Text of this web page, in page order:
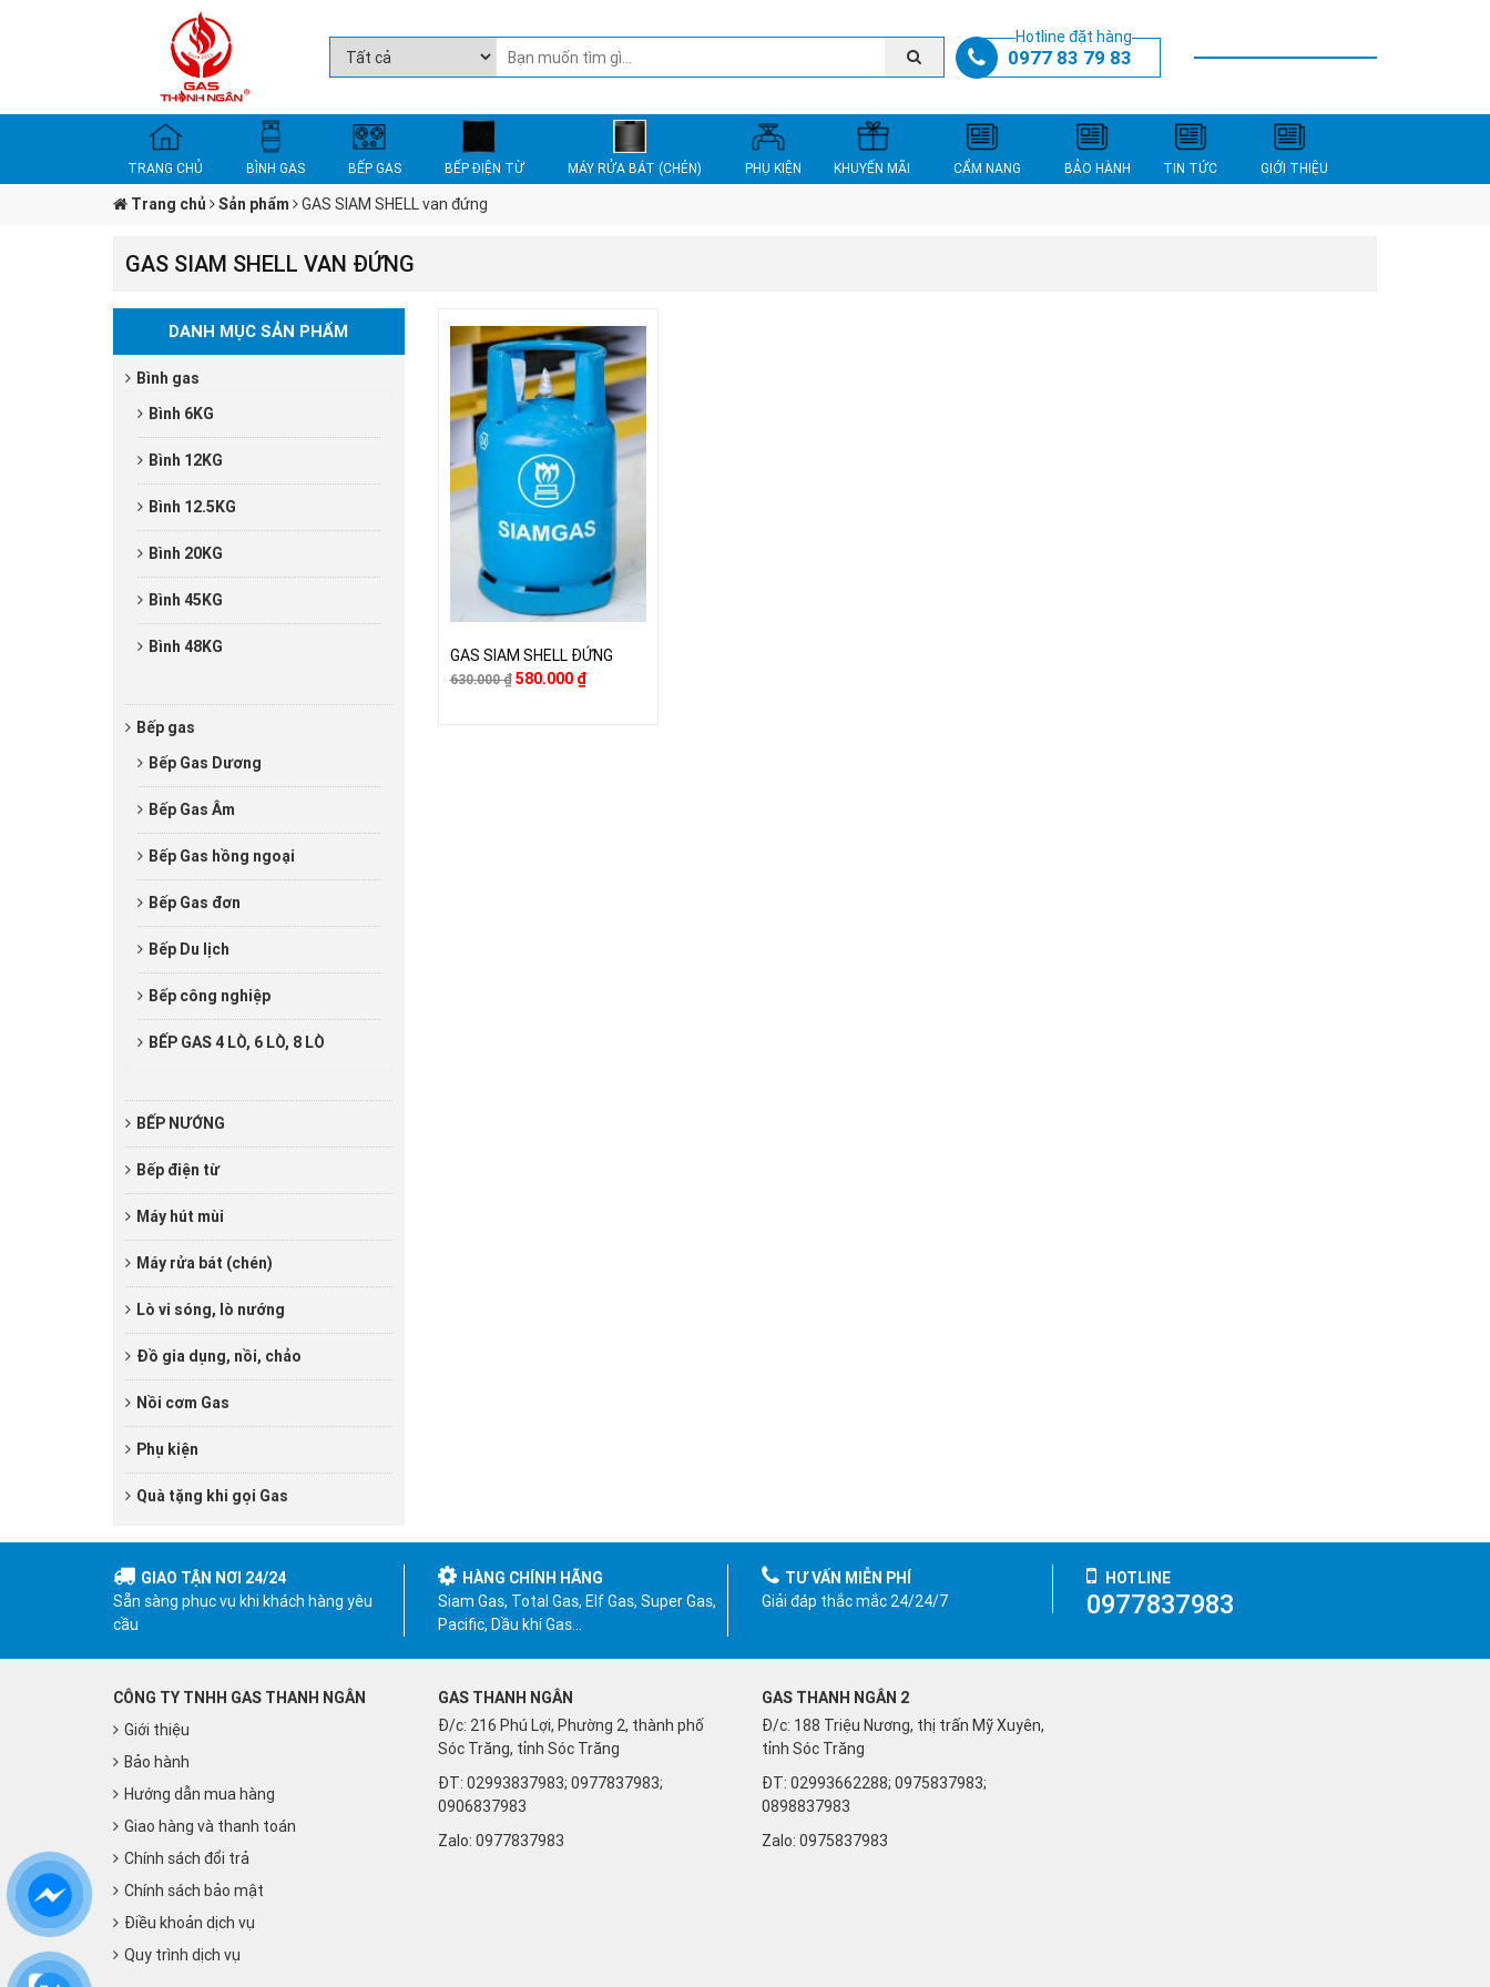
Hotline đặt hàng
0977 83 79 83
TRANG CHỦ BÌNH GAS BẾP GAS BẾP ĐIỆN TỪ MÁY RỬA BÁT (CHÉN) PHỤ KIỆN KHUYẾN MÃI CẨM NANG BẢO HÀNH TIN TỨC GIỚI THIỆU
Trang chủ Sản phẩm GAS SIAM SHELL van đứng
GAS SIAM SHELL VAN ĐỨNG
GAS SIAM SHELL ĐỨNG
630.000₫ 580.000 ₫
DANH MỤC SẢN PHẨM
Bình gas
Bình 6KG
Bình 12KG
Bình 12.5KG
Bình 20KG
Bình 45KG
Bình 48KG
Bếp gas
Bếp Gas Dương
Bếp Gas Âm
Bếp Gas hồng ngoại
Bếp Gas đơn
Bếp Du lịch
Bếp công nghiệp
BẾP GAS 4 LÒ, 6 LÒ, 8 LÒ
BẾP NƯỚNG
Bếp điện từ
Máy hút mùi
Máy rửa bát (chén)
Lò vi sóng, lò nướng
Đồ gia dụng, nồi, chảo
Nồi cơm Gas
Phụ kiện
Quà tặng khi gọi Gas
GIAO TẬN NƠI 24/24
Sẵn sàng phục vụ khi khách hàng yêu
cầu
HÀNG CHÍNH HÃNG
Siam Gas, Total Gas, Elf Gas, Super Gas,
Pacific, Dầu khí Gas…
TƯ VẤN MIỄN PHÍ
Giải đáp thắc mắc 24/24/7
HOTLINE
0977837983
CÔNG TY TNHH GAS THANH NGÂN
Giới thiệu
Bảo hành
Hướng dẫn mua hàng
Giao hàng và thanh toán
Chính sách đổi trả
Chính sách bảo mật
Điều khoản dịch vụ
Quy trình dịch vụ
GAS THANH NGÂN
Đ/c: 216 Phú Lợi, Phường 2, thành phố
Sóc Trăng, tỉnh Sóc Trăng
ĐT: 02993837983; 0977837983;
0906837983
Zalo: 0977837983
GAS THANH NGÂN 2
Đ/c: 188 Triệu Nương, thị trấn Mỹ Xuyên,
tỉnh Sóc Trăng
ĐT: 02993662288; 0975837983;
0898837983
Zalo: 0975837983